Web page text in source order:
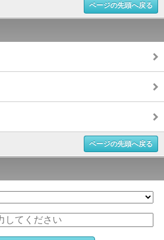
ページの先頭へ戻る
ページの先頭へ戻る